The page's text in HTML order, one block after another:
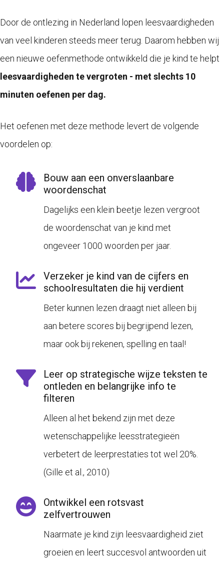
Door de ontlezing in Nederland lopen leesvaardigheden
van veel kinderen steeds meer terug. Daarom hebben wij
een nieuwe oefenmethode ontwikkeld die je kind te helpt
leesvaardigheden te vergroten - met slechts 10
minuten oefenen per dag.
Het oefenen met deze methode levert de volgende
voordelen op:
Bouw aan een onverslaanbare
woordenschat
Dagelijks een klein beetje lezen vergroot
de woordenschat van je kind met
ongeveer 1000 woorden per jaar.
Verzeker je kind van de cijfers en
schoolresultaten die hij verdient
Beter kunnen lezen draagt niet alleen bij
aan betere scores bij begrijpend lezen,
maar ook bij rekenen, spelling en taal!
Leer op strategische wijze teksten te
ontleden en belangrijke info te
filteren
Alleen al het bekend zijn met deze
wetenschappelijke leesstrategieën
verbetert de leerprestaties tot wel 20%.
(Gille et al., 2010)
Ontwikkel een rotsvast
zelfvertrouwen
Naarmate je kind zijn leesvaardigheid ziet
groeien en leert succesvol antwoorden uit